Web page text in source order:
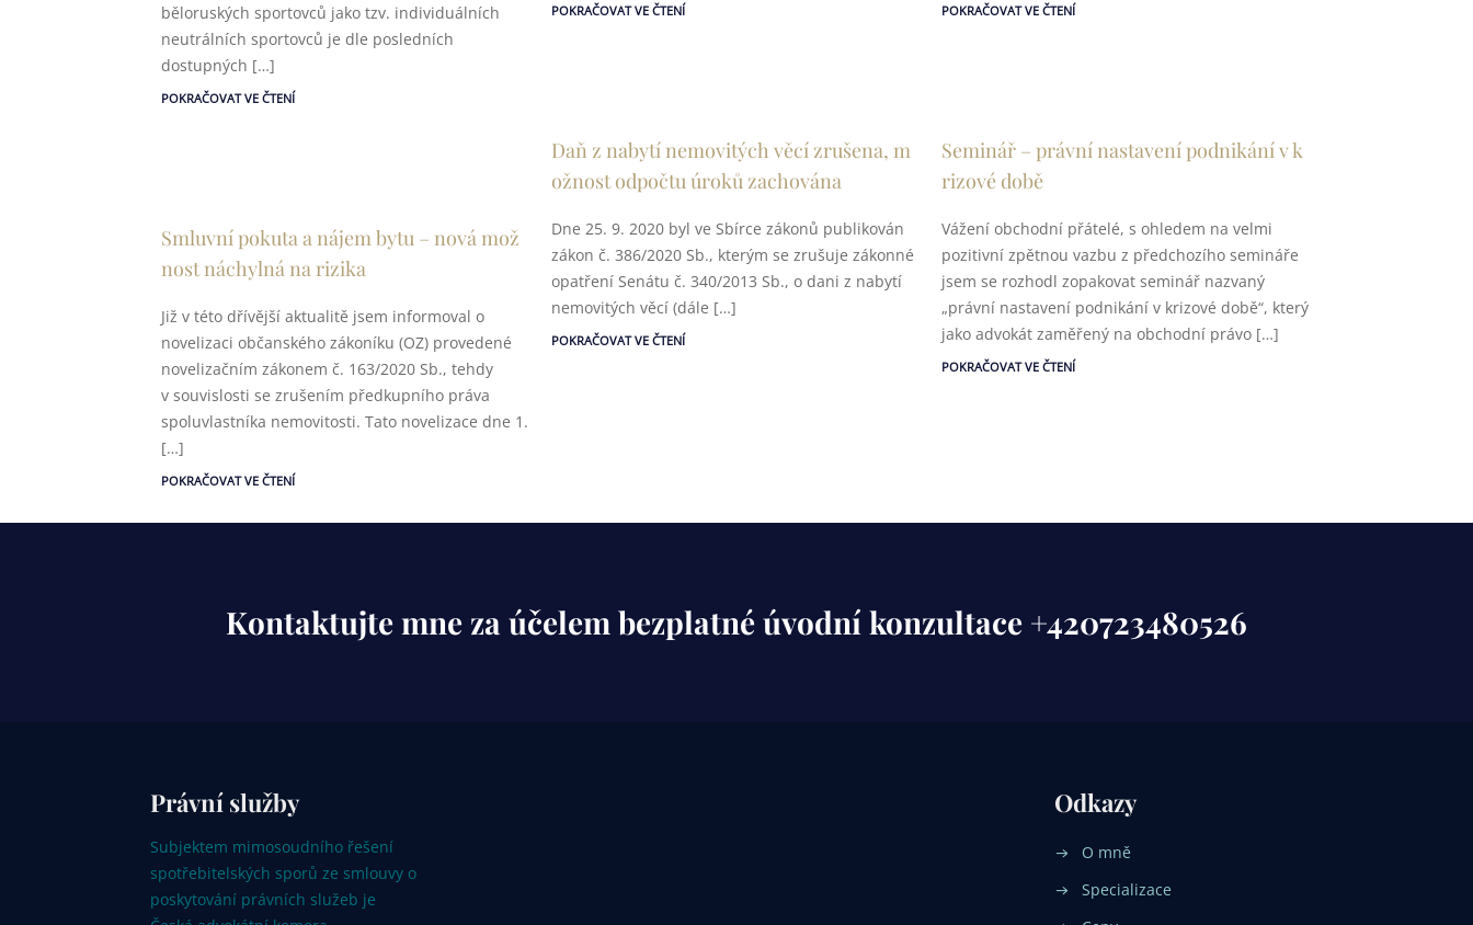
běloruských sportovců jako tzv. individuálních
neutrálních sportovců je dle posledních
dostupných […]
POKRAČOVAT VE ČTENÍ
POKRAČOVAT VE ČTENÍ POKRAČOVAT VE ČTENÍ
Daň z nabytí nemovitých věcí zrušena, m
ožnost odpočtu úroků zachována
Dne 25. 9. 2020 byl ve Sbírce zákonů publikován
zákon č. 386/2020 Sb., kterým se zrušuje zákonné
opatření Senátu č. 340/2013 Sb., o dani z nabytí
nemovitých věcí (dále […]
POKRAČOVAT VE ČTENÍ
Seminář – právní nastavení podnikání v k
rizové době
Vážení obchodní přátelé, s ohledem na velmi
pozitivní zpětnou vazbu z předchozího semináře
jsem se rozhodl zopakovat seminář nazvaný
„právní nastavení podnikání v krizové době“, který
jako advokát zaměřený na obchodní právo […]
POKRAČOVAT VE ČTENÍ
Smluvní pokuta a nájem bytu – nová mož
nost náchylná na rizika
Již v této dřívější aktualitě jsem informoval o
novelizaci občanského zákoníku (OZ) provedené
novelizačním zákonem č. 163/2020 Sb., tehdy
v souvislosti se zrušením předkupního práva
spoluvlastníka nemovitosti. Tato novelizace dne 1.
[…]
POKRAČOVAT VE ČTENÍ
Kontaktujte mne za účelem bezplatné úvodní konzultace +420723480526
Právní služby
Subjektem mimosoudního řešení
spotřebitelských sporů ze smlouvy o
poskytování právních služeb je
Odkazy
O mně
Specializace